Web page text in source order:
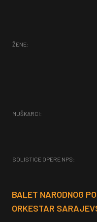
ŽENE:
MUŠKARCI:
SOLISTICE OPERE NPS:
BALET NARODNOG
ORKESTAR